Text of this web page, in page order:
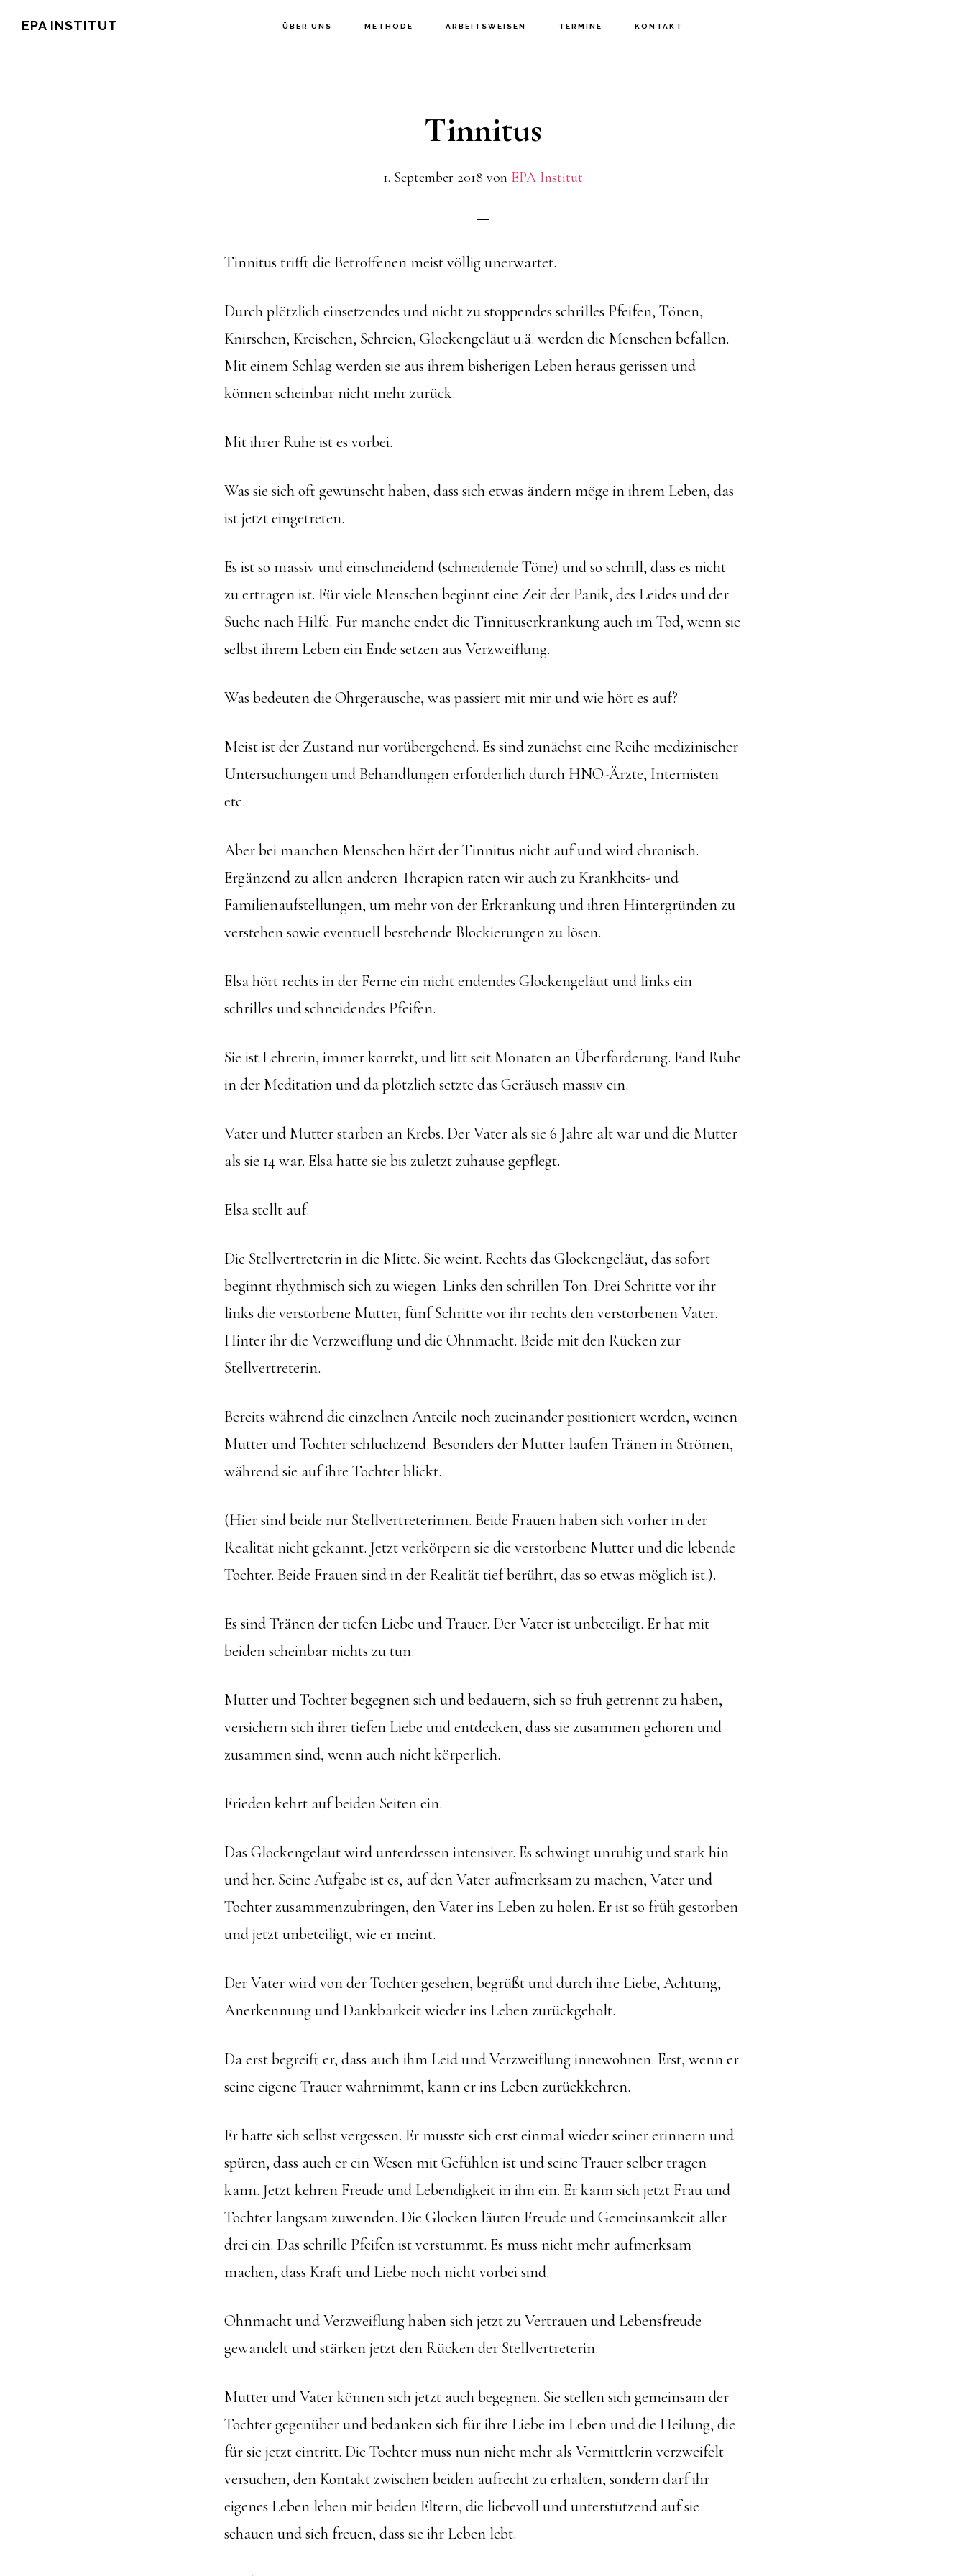
EPA INSTITUT ÜBER UNS METHODE ARBEITSWEISEN TERMINE KONTAKT
Tinnitus
1. September 2018 von EPA Institut
Tinnitus trifft die Betroffenen meist völlig unerwartet.
Durch plötzlich einsetzendes und nicht zu stoppendes schrilles Pfeifen, Tönen,
Knirschen, Kreischen, Schreien, Glockengeläut u.ä. werden die Menschen befallen.
Mit einem Schlag werden sie aus ihrem bisherigen Leben heraus gerissen und
können scheinbar nicht mehr zurück.
Mit ihrer Ruhe ist es vorbei.
Was sie sich oft gewünscht haben, dass sich etwas ändern möge in ihrem Leben, das
ist jetzt eingetreten.
Es ist so massiv und einschneidend (schneidende Töne) und so schrill, dass es nicht
zu ertragen ist. Für viele Menschen beginnt eine Zeit der Panik, des Leides und der
Suche nach Hilfe. Für manche endet die Tinnituserkrankung auch im Tod, wenn sie
selbst ihrem Leben ein Ende setzen aus Verzweiflung.
Was bedeuten die Ohrgeräusche, was passiert mit mir und wie hört es auf?
Meist ist der Zustand nur vorübergehend. Es sind zunächst eine Reihe medizinischer
Untersuchungen und Behandlungen erforderlich durch HNO-Ärzte, Internisten
etc.
Aber bei manchen Menschen hört der Tinnitus nicht auf und wird chronisch.
Ergänzend zu allen anderen Therapien raten wir auch zu Krankheits- und
Familienaufstellungen, um mehr von der Erkrankung und ihren Hintergründen zu
verstehen sowie eventuell bestehende Blockierungen zu lösen.
Elsa hört rechts in der Ferne ein nicht endendes Glockengeläut und links ein
schrilles und schneidendes Pfeifen.
Sie ist Lehrerin, immer korrekt, und litt seit Monaten an Überforderung. Fand Ruhe
in der Meditation und da plötzlich setzte das Geräusch massiv ein.
Vater und Mutter starben an Krebs. Der Vater als sie 6 Jahre alt war und die Mutter
als sie 14 war. Elsa hatte sie bis zuletzt zuhause gepflegt.
Elsa stellt auf.
Die Stellvertreterin in die Mitte. Sie weint. Rechts das Glockengeläut, das sofort
beginnt rhythmisch sich zu wiegen. Links den schrillen Ton. Drei Schritte vor ihr
links die verstorbene Mutter, fünf Schritte vor ihr rechts den verstorbenen Vater.
Hinter ihr die Verzweiflung und die Ohnmacht. Beide mit den Rücken zur
Stellvertreterin.
Bereits während die einzelnen Anteile noch zueinander positioniert werden, weinen
Mutter und Tochter schluchzend. Besonders der Mutter laufen Tränen in Strömen,
während sie auf ihre Tochter blickt.
(Hier sind beide nur Stellvertreterinnen. Beide Frauen haben sich vorher in der
Realität nicht gekannt. Jetzt verkörpern sie die verstorbene Mutter und die lebende
Tochter. Beide Frauen sind in der Realität tief berührt, das so etwas möglich ist.).
Es sind Tränen der tiefen Liebe und Trauer. Der Vater ist unbeteiligt. Er hat mit
beiden scheinbar nichts zu tun.
Mutter und Tochter begegnen sich und bedauern, sich so früh getrennt zu haben,
versichern sich ihrer tiefen Liebe und entdecken, dass sie zusammen gehören und
zusammen sind, wenn auch nicht körperlich.
Frieden kehrt auf beiden Seiten ein.
Das Glockengeläut wird unterdessen intensiver. Es schwingt unruhig und stark hin
und her. Seine Aufgabe ist es, auf den Vater aufmerksam zu machen, Vater und
Tochter zusammenzubringen, den Vater ins Leben zu holen. Er ist so früh gestorben
und jetzt unbeteiligt, wie er meint.
Der Vater wird von der Tochter gesehen, begrüßt und durch ihre Liebe, Achtung,
Anerkennung und Dankbarkeit wieder ins Leben zurückgeholt.
Da erst begreift er, dass auch ihm Leid und Verzweiflung innewohnen. Erst, wenn er
seine eigene Trauer wahrnimmt, kann er ins Leben zurückkehren.
Er hatte sich selbst vergessen. Er musste sich erst einmal wieder seiner erinnern und
spüren, dass auch er ein Wesen mit Gefühlen ist und seine Trauer selber tragen
kann. Jetzt kehren Freude und Lebendigkeit in ihn ein. Er kann sich jetzt Frau und
Tochter langsam zuwenden. Die Glocken läuten Freude und Gemeinsamkeit aller
drei ein. Das schrille Pfeifen ist verstummt. Es muss nicht mehr aufmerksam
machen, dass Kraft und Liebe noch nicht vorbei sind.
Ohnmacht und Verzweiflung haben sich jetzt zu Vertrauen und Lebensfreude
gewandelt und stärken jetzt den Rücken der Stellvertreterin.
Mutter und Vater können sich jetzt auch begegnen. Sie stellen sich gemeinsam der
Tochter gegenüber und bedanken sich für ihre Liebe im Leben und die Heilung, die
für sie jetzt eintritt. Die Tochter muss nun nicht mehr als Vermittlerin verzweifelt
versuchen, den Kontakt zwischen beiden aufrecht zu erhalten, sondern darf ihr
eigenes Leben leben mit beiden Eltern, die liebevoll und unterstützend auf sie
schauen und sich freuen, dass sie ihr Leben lebt.